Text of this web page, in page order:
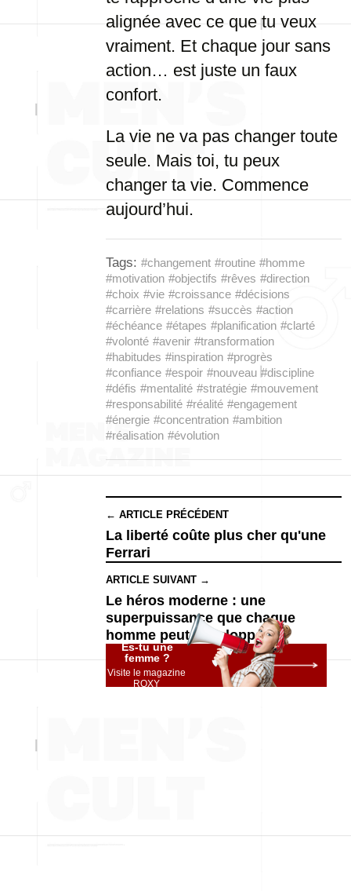
alignée avec ce que tu veux
vraiment. Et chaque jour sans
action… est juste un faux
confort.
La vie ne va pas changer toute
seule. Mais toi, tu peux
changer ta vie. Commence
aujourd’hui.
Tags: #changement #routine #homme
#motivation #objectifs #rêves #direction
#choix #vie #croissance #décisions
#carrière #relations #succès #action
#échéance #étapes #planification #clarté
#volonté #avenir #transformation
#habitudes #inspiration #progrès
#confiance #espoir #nouveau #discipline
#défis #mentalité #stratégie #mouvement
#responsabilité #réalité #engagement
#énergie #concentration #ambition
#réalisation #évolution
← ARTICLE PRÉCÉDENT
La liberté coûte plus cher qu'une
Ferrari
ARTICLE SUIVANT →
Le héros moderne : une
superpuissance que chaque
homme peut développer
Es-tu une
femme ?
Visite le magazine
ROXY